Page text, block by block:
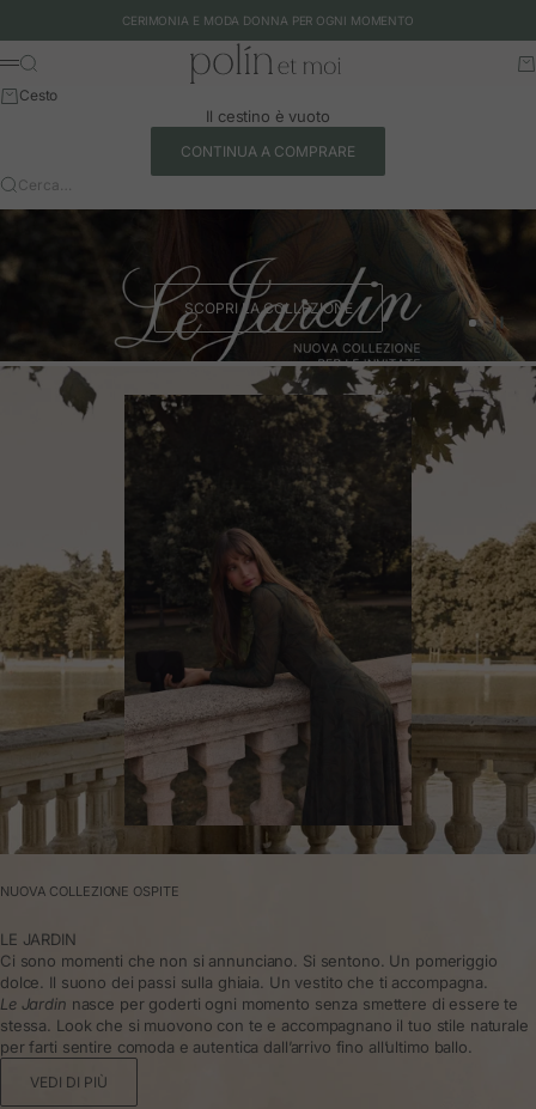
CERIMONIA E MODA DONNA PER OGNI MOMENTO
Polín et moi - EU
Menu
Cerca
Cesto
Il cestino è vuoto
CONTINUA A COMPRARE
Cerca…
SCOPRI LA COLLEZIONE
Vai
Vai
NUOVA COLLEZIONE OSPITE
LE JARDIN
Ci sono momenti che non si annunciano. Si sentono. Un pomeriggio
dolce. Il suono dei passi sulla ghiaia. Un vestito che ti accompagna.
Le Jardin nasce per goderti ogni momento senza smettere di essere te
stessa. Look che si muovono con te e accompagnano il tuo stile naturale
per farti sentire comoda e autentica dall’arrivo fino all’ultimo ballo.
VEDI DI PIÙ